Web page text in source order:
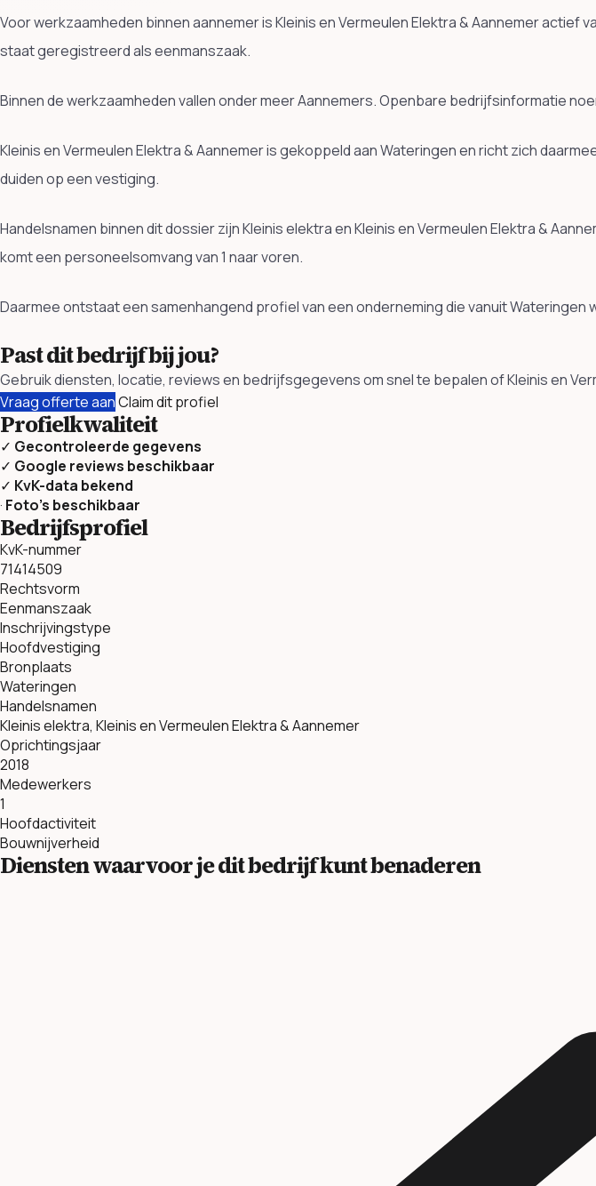
Voor werkzaamheden binnen aannemer is Kleinis en Vermeulen Elektra & Aannemer
staat geregistreerd als eenmanszaak.
Binnen de werkzaamheden vallen onder meer Aannemers. Openbare bedrijfsinformatie
Kleinis en Vermeulen Elektra & Aannemer is gekoppeld aan Wateringen en richt zich
duiden op een vestiging.
Handelsnamen binnen dit dossier zijn Kleinis elektra en Kleinis en Vermeulen Elektra &
komt een personeelsomvang van 1 naar voren.
Daarmee ontstaat een samenhangend profiel van een onderneming die vanuit Wateringen
Past dit bedrijf bij jou?
Gebruik diensten, locatie, reviews en bedrijfsgegevens om snel te bepalen of Kleinis en
Vraag offerte aanClaim dit profiel
Profielkwaliteit
✓ Gecontroleerde gegevens
✓ Google reviews beschikbaar
✓ KvK-data bekend
· Foto’s beschikbaar
Bedrijfsprofiel
KvK-nummer
71414509
Rechtsvorm
Eenmanszaak
Inschrijvingstype
Hoofdvestiging
Bronplaats
Wateringen
Handelsnamen
Kleinis elektra, Kleinis en Vermeulen Elektra & Aannemer
Oprichtingsjaar
2018
Medewerkers
1
Hoofdactiviteit
Bouwnijverheid
Diensten waarvoor je dit bedrijf kunt benaderen